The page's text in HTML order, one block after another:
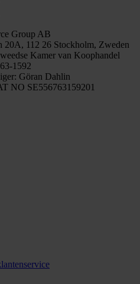
Group AB
20A, 112 26 Stockholm, Zweden
Kamer van Koophandel
1592
Göran Dahlin
NO SE556763159201